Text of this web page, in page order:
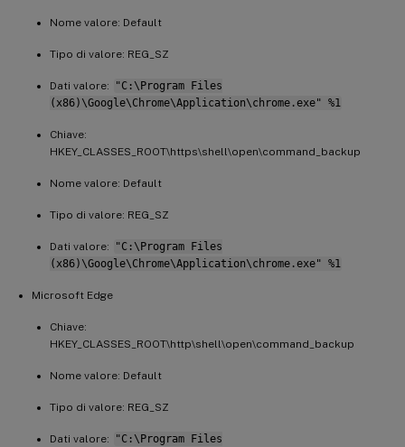
Nome valore: Default
Tipo di valore: REG_SZ
Dati valore:
"C:\Program Files
(x86)\Google\Chrome\Application\chrome.exe" %1
Chiave:
HKEY_CLASSES_ROOT\https\shell\open\command_backup
Nome valore: Default
Tipo di valore: REG_SZ
Dati valore:
"C:\Program Files
(x86)\Google\Chrome\Application\chrome.exe" %1
Microsoft Edge
Chiave:
HKEY_CLASSES_ROOT\http\shell\open\command_backup
Nome valore: Default
Tipo di valore: REG_SZ
Dati valore:
"C:\Program Files